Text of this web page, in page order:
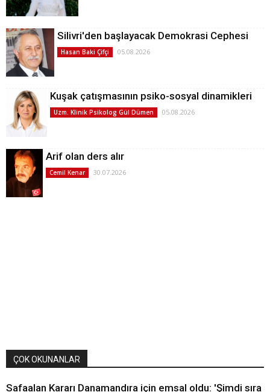
Silivri'den başlayacak Demokrasi Cephesi
Hasan Baki Çifçi 05.08.2026
Kuşak çatışmasının psiko-sosyal dinamikleri
Uzm. Klinik Psikolog Gül Dümen 05.08.2026
Arif olan ders alır
Cemil Kenar 30.07.2026
ÇOK OKUNANLAR
Safaalan Kararı Danamandıra için emsal oldu: 'Şimdi sıra